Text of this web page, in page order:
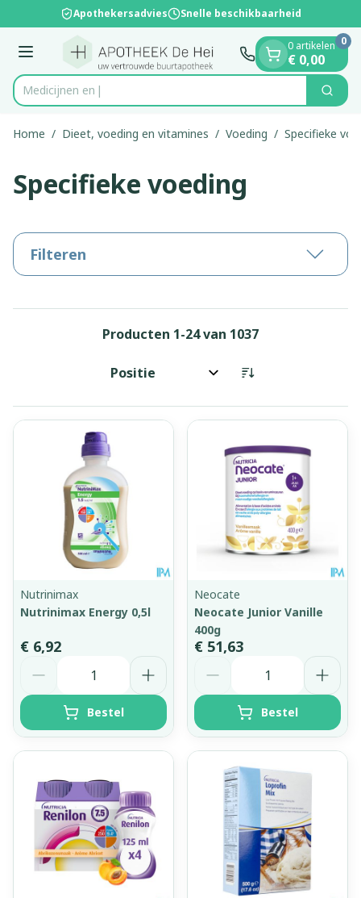
Ga naar de inhoud
1 van 1 Apothekersadvies Snelle beschikbaarheid
Menu
Product, merk, categorie... Zoek
0 artikelen
€ 0,00
0
Home / Dieet, voeding en vitamines / Voeding / Specifieke
Specifieke voeding
Filteren
Producten 1-24van 1037
Sorteer op:
Nutrinimax
Nutrinimax Energy 0,5l
€ 6,92
Bestel
Neocate
Neocate Junior Vanille
400g
€ 51,63
Bestel